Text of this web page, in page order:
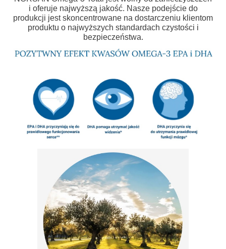
i oferuje najwyższą jakość. Nasze podejście do
produkcji jest skoncentrowane na dostarczeniu klientom
produktu o najwyższych standardach czystości i
bezpieczeństwa.